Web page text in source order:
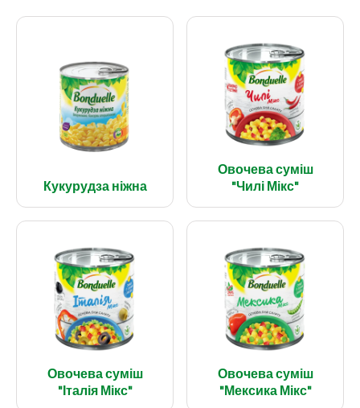
Кукурудза ніжна
Овочева суміш
"Чилі Мікс"
Овочева суміш
"Італія Мікс"
Овочева суміш
"Мексика Мікс"